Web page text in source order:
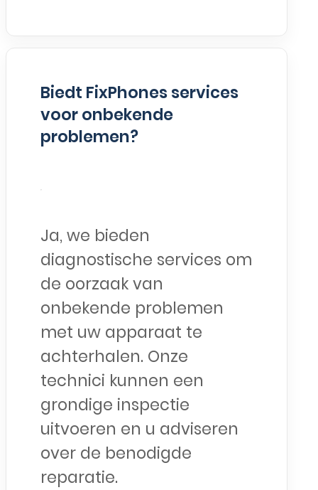
Biedt FixPhones services
voor onbekende
problemen?
Ja, we bieden
diagnostische services om
de oorzaak van
onbekende problemen
met uw apparaat te
achterhalen. Onze
technici kunnen een
grondige inspectie
uitvoeren en u adviseren
over de benodigde
reparatie.